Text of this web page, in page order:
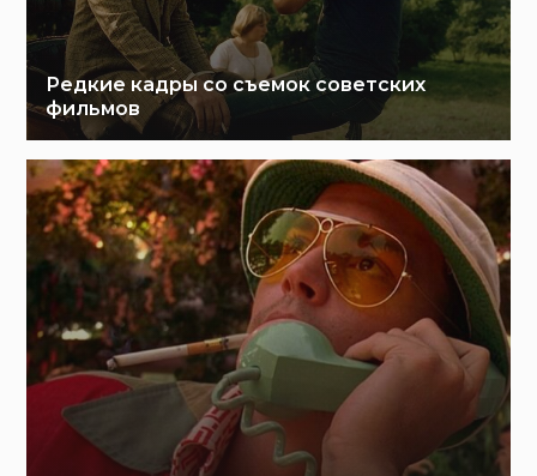
Редкие кадры со съемок советских
фильмов